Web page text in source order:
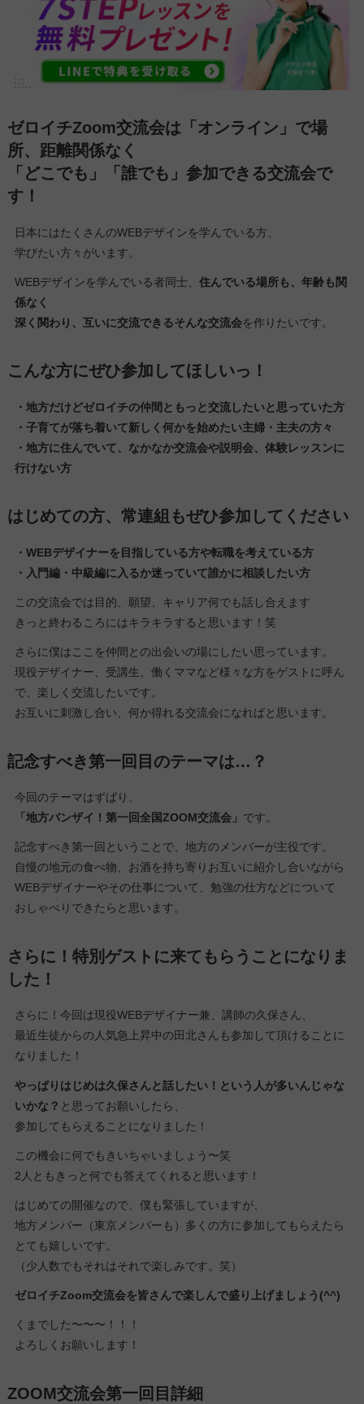
ゼロイチZoom交流会は「オンライン」で場
所、距離関係なく
「どこでも」「誰でも」参加できる交流会で
す！
日本にはたくさんのWEBデザインを学んでいる方、
学びたい方々がいます。
WEBデザインを学んでいる者同士、 住んでいる場所も、年齢も関
係なく
深く関わり、互いに交流できるそんな交流会を作りたいです。
こんな方にぜひ参加してほしいっ！
・地方だけどゼロイチの仲間ともっと交流したいと思っていた方
・子育てが落ち着いて新しく何かを始めたい主婦・主夫の方々
・地方に住んでいて、なかなか交流会や説明会、体験レッスンに
行けない方
はじめての方、常連組もぜひ参加してください
・WEBデザイナーを目指している方や転職を考えている方
・入門編・中級編に入るか迷っていて誰かに相談したい方
この交流会では目的、願望、キャリア何でも話し合えます
きっと終わるころにはキラキラすると思います！笑
さらに僕はここを仲間との出会いの場にしたい思っています。
現役デザイナー、受講生、働くママなど様々な方をゲストに呼ん
で、楽しく交流したいです。
お互いに刺激し合い、何か得れる交流会になればと思います。
記念すべき第一回目のテーマは…？
今回のテーマはずばり、
「地方バンザイ！第一回全国ZOOM交流会」 です。
記念すべき第一回ということで、地方のメンバーが主役です。
自慢の地元の食べ物、お酒を持ち寄りお互いに紹介し合いながら
WEBデザイナーやその仕事について、勉強の仕方などについて
おしゃべりできたらと思います。
さらに！特別ゲストに来てもらうことになりま
した！
さらに！今回は現役WEBデザイナー兼、講師の久保さん、
最近生徒からの人気急上昇中の田北さんも参加して頂けることに
なりました！
やっぱりはじめは久保さんと話したい！という人が多いんじゃな
いかな？ と思ってお願いしたら、
参加してもらえることになりました！
この機会に何でもきいちゃいましょう〜笑
2人ともきっと何でも答えてくれると思います！
はじめての開催なので、僕も緊張していますが、
地方メンバー（東京メンバーも）多くの方に参加してもらえたら
とても嬉しいです。
（少人数でもそれはそれで楽しみです。笑）
ゼロイチZoom交流会を皆さんで楽しんで盛り上げましょう(^^)
くまでした〜〜〜！！！
よろしくお願いします！
ZOOM交流会第一回目詳細